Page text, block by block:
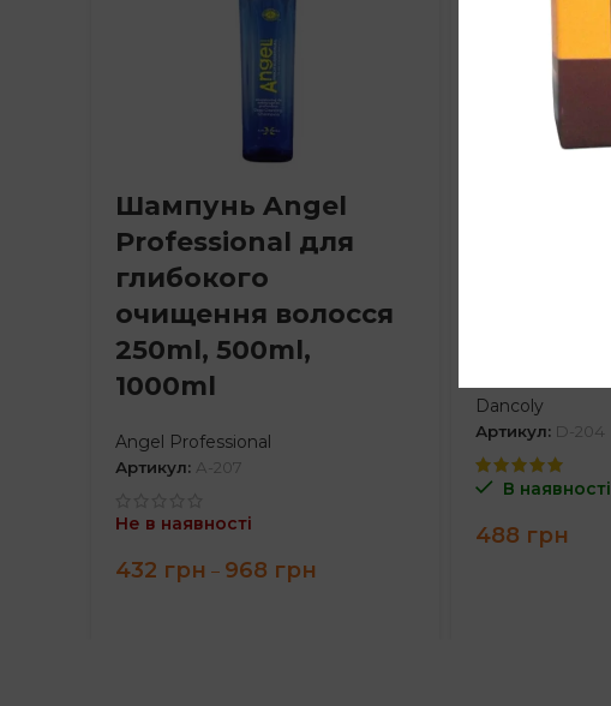
Шампунь Angel
Professional для
глибокого
очищення волосся
250ml, 500ml,
1000ml
Angel Professional
Артикул: A-207
Не в наявності
432 грн – 968 грн
Dancoly
Артикул: D-204
В наявності
488 грн